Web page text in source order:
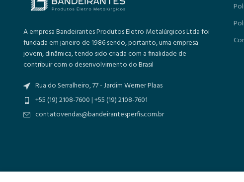
A empresa Bandeirantes Produtos Eletro Metalúrgicos Ltda foi
fundada em janeiro de 1986 sendo, portanto, uma empresa
jovem, dinâmica, tendo sido criada com a finalidade de
contribuir com o desenvolvimento do Brasil
Rua do Serralheiro, 77 - Jardim Werner Plaas
+55 (19) 2108-7600 | +55 (19) 2108-7601
contatovendas@bandeirantesperfis.com.br